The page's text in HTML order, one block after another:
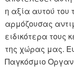
η αξία αυτού του
αρμόζουσας
ειδικότερα τους
της χώρας μας.
Παγκόσμιο